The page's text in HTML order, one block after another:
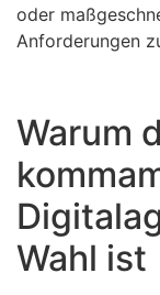
oder
Anforderungen
Warum
Wahl ist